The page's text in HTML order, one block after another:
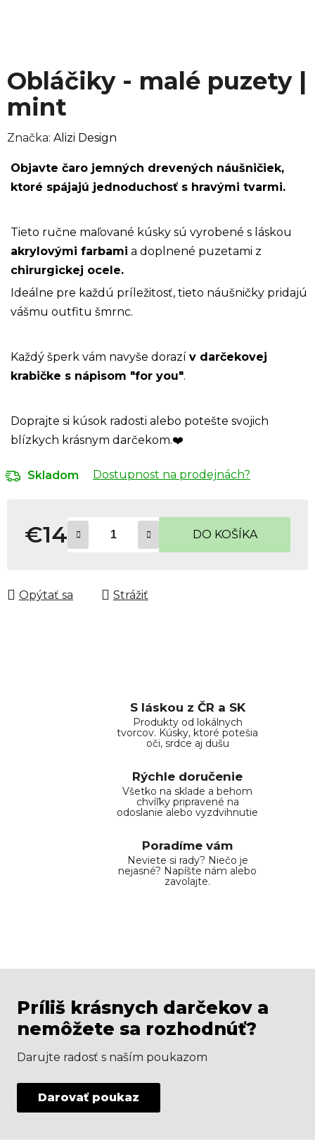
Obláčiky - malé puzety |
mint
Značka: Alizi Design
Objavte čaro jemných drevených náušničiek,
ktoré spájajú jednoduchosť s hravými tvarmi.
Tieto ručne maľované kúsky sú vyrobené s láskou
akrylovými farbami a doplnené puzetami z
chirurgickej ocele.
Ideálne pre každú príležitosť, tieto náušničky pridajú
vášmu outfitu šmrnc.
Každý šperk vám navyše dorazí v darčekovej
krabičke s nápisom "for you".
Doprajte si kúsok radosti alebo potešte svojich
blízkych krásnym darčekom.❤️
Skladom Dostupnost na prodejnách?
€14 DO KOŠÍKA
Opýtať sa Strážiť
S láskou z ČR a SK
Produkty od lokálnych
tvorcov. Kúsky, ktoré potešia
oči, srdce aj dušu
Rýchle doručenie
Všetko na sklade a behom
chvíľky pripravené na
odoslanie alebo vyzdvihnutie
Poradíme vám
Neviete si rady? Niečo je
nejasné? Napíšte nám alebo
zavolajte.
Príliš krásnych darčekov a
nemôžete sa rozhodnúť?
Darujte radosť s naším poukazom
Darovať poukaz